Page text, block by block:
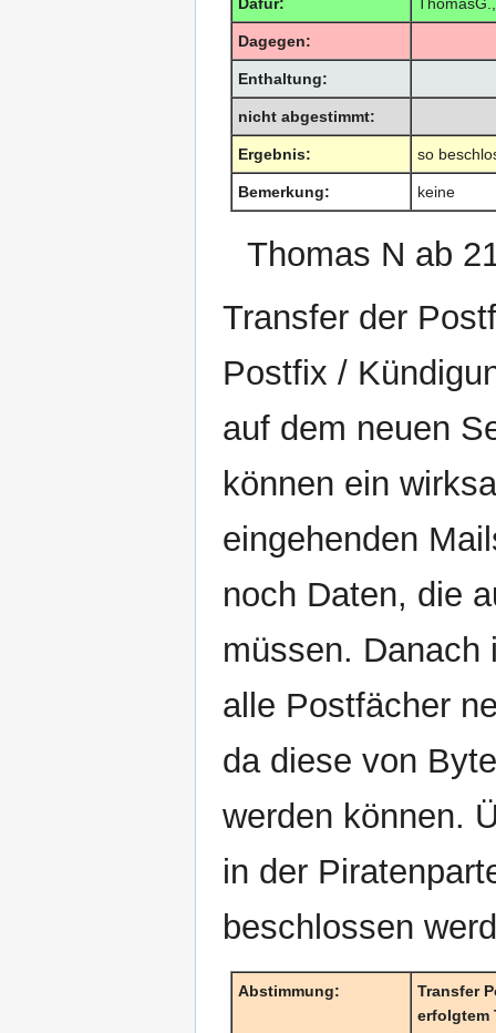
Dagegen:
Enthaltung:
nicht abgestimmt:
Ergebnis: so
Bemerkung: keine
Thomas N ab
Transfer der
Postfix /
auf dem neuen
können ein
eingehenden
noch Daten, die
müssen. Danach
alle Postfächer
da diese von
werden können.
in der
beschlossen
Abstimmung:
Transfer
erfolgtem